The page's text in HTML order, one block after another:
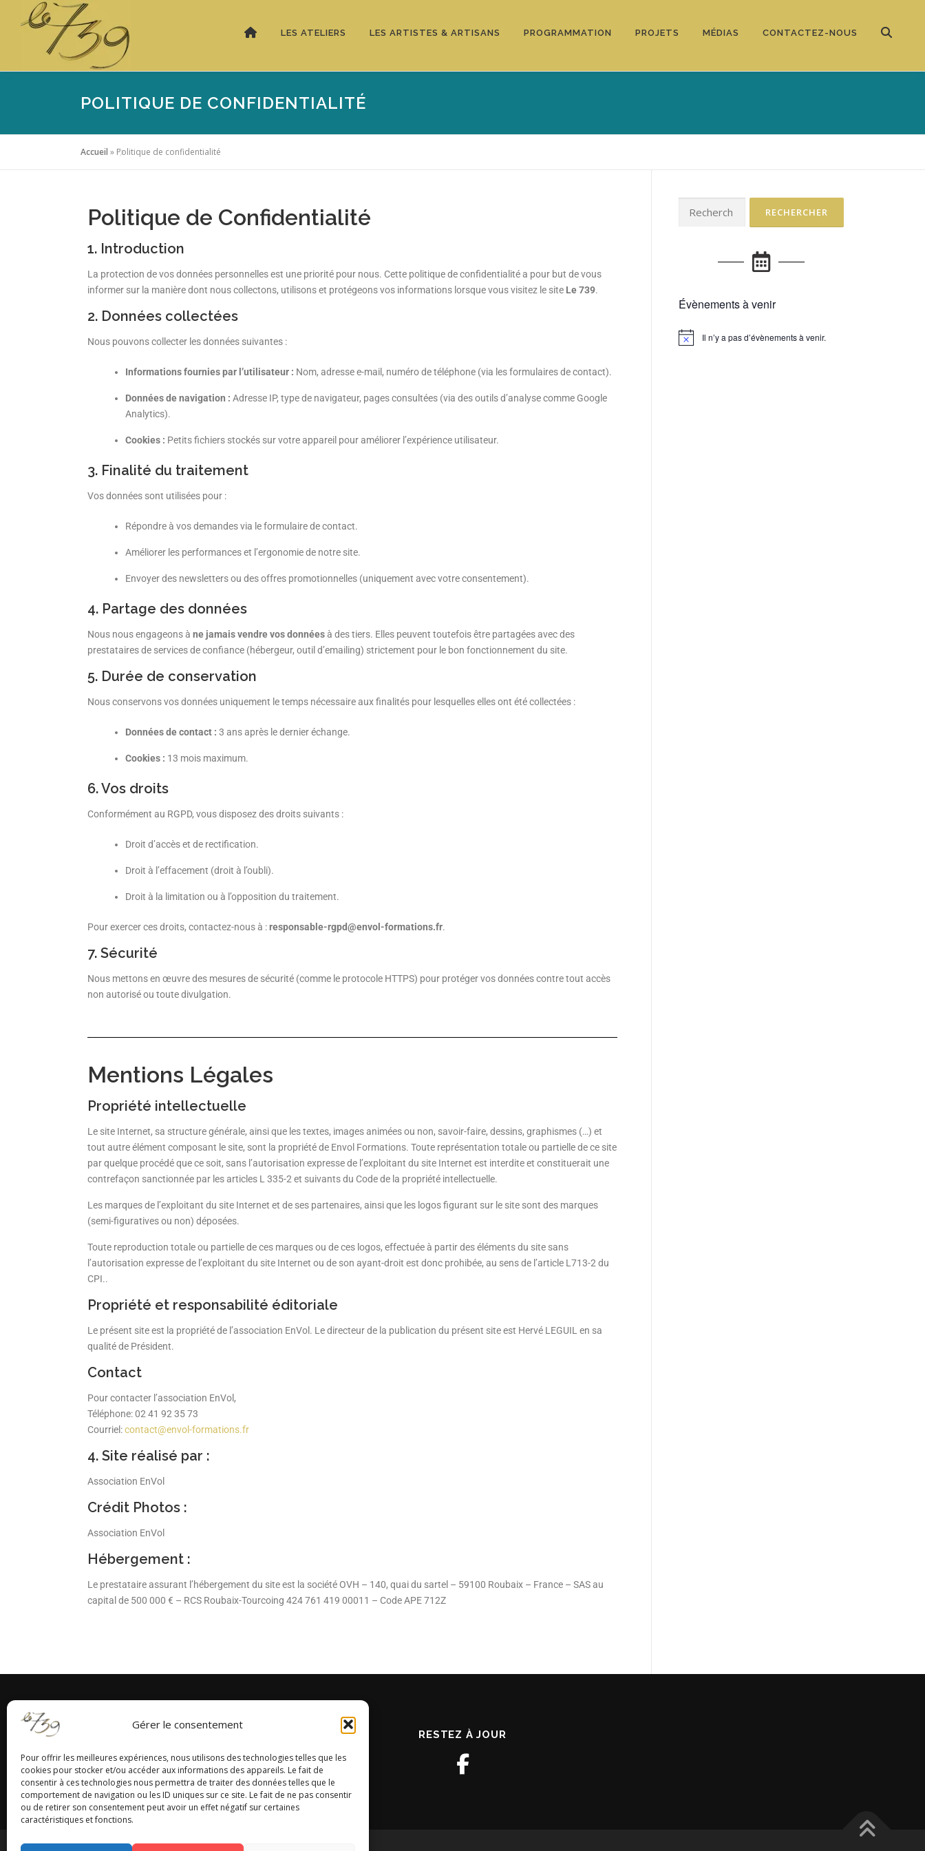
Gérer le consentement
Pour offrir les meilleures expériences, nous utilisons des technologies telles que les
cookies pour stocker et/ou accéder aux informations des appareils. Le fait de
consentir à ces technologies nous permettra de traiter des données telles que le
comportement de navigation ou les ID uniques sur ce site. Le fait de ne pas consentir
ou de retirer son consentement peut avoir un effet négatif sur certaines
caractéristiques et fonctions.
LES ATELIERS LES ARTISTES & ARTISANS PROGRAMMATION PROJETS MÉDIAS CONTACTEZ-NOUS
POLITIQUE DE CONFIDENTIALITÉ
Accueil » Politique de confidentialité
Politique de Confidentialité
1. Introduction
La protection de vos données personnelles est une priorité pour nous. Cette politique de confidentialité a pour but de vous
informer sur la manière dont nous collectons, utilisons et protégeons vos informations lorsque vous visitez le site Le 739.
2. Données collectées
Nous pouvons collecter les données suivantes :
Informations fournies par l’utilisateur : Nom, adresse e-mail, numéro de téléphone (via les formulaires de contact).
Données de navigation : Adresse IP, type de navigateur, pages consultées (via des outils d’analyse comme Google
Analytics).
Cookies : Petits fichiers stockés sur votre appareil pour améliorer l’expérience utilisateur.
3. Finalité du traitement
Vos données sont utilisées pour :
Répondre à vos demandes via le formulaire de contact.
Améliorer les performances et l’ergonomie de notre site.
Envoyer des newsletters ou des offres promotionnelles (uniquement avec votre consentement).
4. Partage des données
Nous nous engageons à ne jamais vendre vos donnéesà des tiers. Elles peuvent toutefois être partagées avec des
prestataires de services de confiance (hébergeur, outil d’emailing) strictement pour le bon fonctionnement du site.
5. Durée de conservation
Nous conservons vos données uniquement le temps nécessaire aux finalités pour lesquelles elles ont été collectées :
Données de contact : 3 ans après le dernier échange.
Cookies : 13 mois maximum.
6. Vos droits
Conformément au RGPD, vous disposez des droits suivants :
Droit d’accès et de rectification.
Droit à l’effacement (droit à l’oubli).
Droit à la limitation ou à l’opposition du traitement.
Pour exercer ces droits, contactez-nous à :responsable-rgpd@envol-formations.fr.
7. Sécurité
Nous mettons en œuvre des mesures de sécurité (comme le protocole HTTPS) pour protéger vos données contre tout accès
non autorisé ou toute divulgation.
Mentions Légales
Propriété intellectuelle
Le site Internet, sa structure générale, ainsi que les textes, images animées ou non, savoir-faire, dessins, graphismes (…) et
tout autre élément composant le site, sont la propriété de Envol Formations. Toute représentation totale ou partielle de ce site
par quelque procédé que ce soit, sans l’autorisation expresse de l’exploitant du site Internet est interdite et constituerait une
contrefaçon sanctionnée par les articles L 335-2 et suivants du Code de la propriété intellectuelle.
Les marques de l’exploitant du site Internet et de ses partenaires, ainsi que les logos figurant sur le site sont des marques
(semi-figuratives ou non) déposées.
Toute reproduction totale ou partielle de ces marques ou de ces logos, effectuée à partir des éléments du site sans
l’autorisation expresse de l’exploitant du site Internet ou de son ayant-droit est donc prohibée, au sens de l’article L713-2 du
CPI..
Propriété et responsabilité éditoriale
Le présent site est la propriété de l’association EnVol. Le directeur de la publication du présent site est Hervé LEGUIL en sa
qualité de Président.
Contact
Pour contacter l’association EnVol,
Téléphone: 02 41 92 35 73
Courriel:contact@envol-formations.fr
4. Site réalisé par :
Association EnVol
Crédit Photos :
Association EnVol
Hébergement :
Le prestataire assurant l’hébergement du site est la société OVH – 140, quai du sartel – 59100 Roubaix – France – SAS au
capital de 500 000 € – RCS Roubaix-Tourcoing 424 761 419 00011 – Code APE 712Z
Évènements à venir
Notice Il n’y a pas d’évènements à venir.
RESTEZ À JOUR